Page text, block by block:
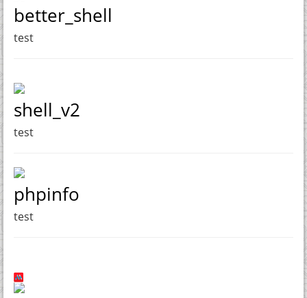
better_shell
test
shell_v2
test
phpinfo
test